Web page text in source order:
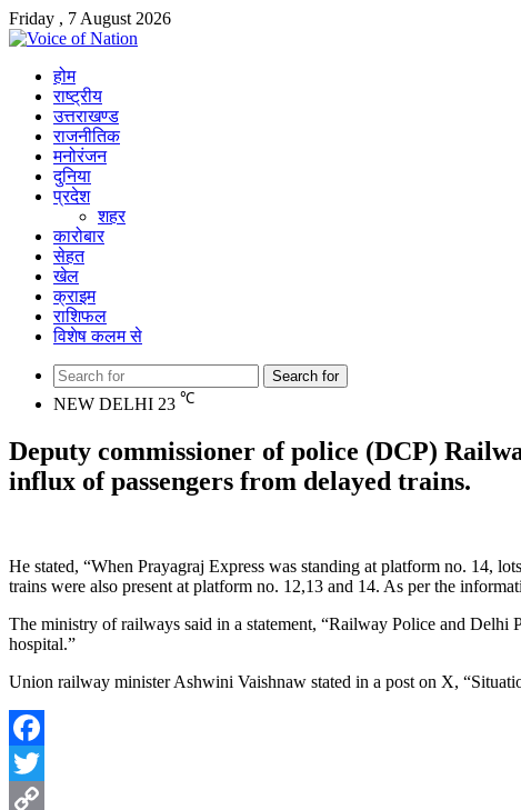
Friday , 7 August 2026
होम
राष्ट्रीय
उत्तराखण्ड
राजनीतिक
मनोरंजन
दुनिया
प्रदेश
शहर
कारोबार
सेहत
खेल
क्राइम
राशिफल
विशेष कलम से
Search for
NEW DELHI 23 ℃
Deputy commissioner of police (DCP)
influx of passengers from delayed trains.
He stated, “When Prayagraj Express was standing at platform no. 14,
trains were also present at platform no. 12,13 and 14. As per the
The ministry of railways said in a statement, “Railway Police and Delhi
hospital.”
Union railway minister Ashwini Vaishnaw stated in a post on X,
Facebook
Twitter